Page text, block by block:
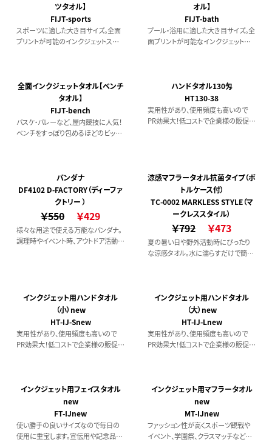
ツタオル】
FIJT-sports
スポーツに適した大き目サイズ。全面
プリントが可能のインクジェットスポ
オル】
FIJT-bath
プール・浴用に適した大き目サイズ。全
面プリントが可能なインクジェットバ
全面インクジェットタオル【ベンチ
タオル】
FIJT-bench
バスケ・バレーなど、屋内競技に人気！
ベンチをすっぽり包めるほどのビッグ
ハンドタオル130匁
HT130-38
実用性があり、使用頻度も高いので
PR効果大！低コストで企業様の販促品
バンダナ
DF4102 D-FACTORY（ディーファ
クトリー ）
￥550 ￥429
様々な用途で使える万能なバンダナ。
調理時やイベント時、アウトドア活動な
涼感マフラータオル抗菌タイプ（ボ
トルケース付）
TC-0002 MARKLESS STYLE（マ
ークレススタイル）
￥792 ￥473
夏の暑い日や野外活動時にぴったり
な涼感タオル。水に濡らすだけで簡単
状態でもケースに収納していただけま
す。夏の野外フェスイベントのノベルテ
ィや、スポーツ観戦グッズなど物販品
としてもオススメです。
インクジェット用ハンドタオル
（小）new
HT-IJ-Snew
実用性があり、使用頻度も高いので
PR効果大！低コストで企業様の販促品
インクジェット用ハンドタオル
（大）new
HT-IJ-Lnew
実用性があり、使用頻度も高いので
PR効果大！低コストで企業様の販促品
インクジェット用フェイスタオル
new
FT-IJnew
使い勝手の良いサイズなので毎日の
使用に重宝します。宣伝用や記念品と
インクジェット用マフラータオル
new
MT-IJnew
ファッション性が高くスポーツ観戦や
イベント、学園祭、クラスマッチなどで